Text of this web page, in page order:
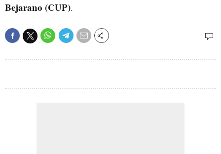
Bejarano (CUP).